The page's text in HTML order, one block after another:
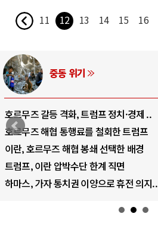
11 12 13 14 15 16
중동 위기
호르무즈 갈등 격화, 트럼프 정치·경제 ..
호르무즈 해협 통행료를 철회한 트럼프
이란, 호르무즈 해협 봉쇄 선택한 배경
트럼프, 이란 압박수단 한계 직면
하마스, 가자 통치권 이양으로 휴전 의지..